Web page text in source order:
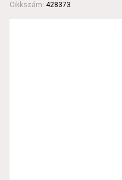
Cikkszám: 428373